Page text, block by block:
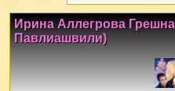
Ирина Аллегрова
Павлиашвили)